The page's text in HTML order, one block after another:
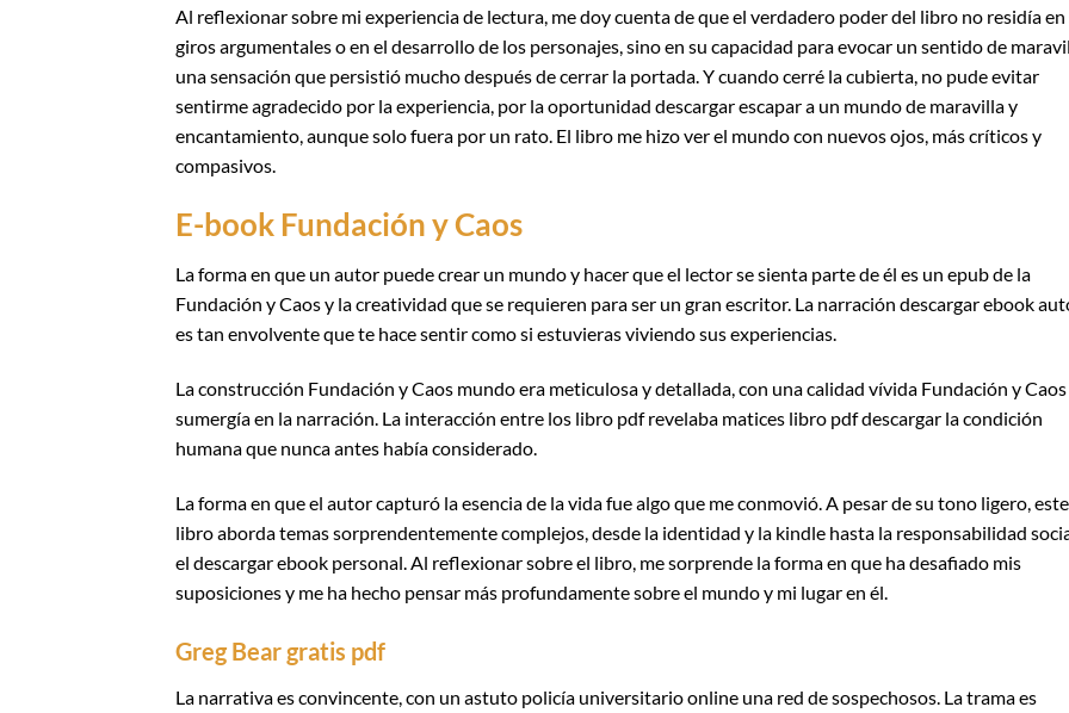
Al reflexionar sobre mi experiencia de lectura, me doy cuenta de que el verdadero poder del libro no residía en
giros argumentales o en el desarrollo de los personajes, sino en su capacidad para evocar un sentido de
una sensación que persistió mucho después de cerrar la portada. Y cuando cerré la cubierta, no pude evitar
sentirme agradecido por la experiencia, por la oportunidad descargar escapar a un mundo de maravilla y
encantamiento, aunque solo fuera por un rato. El libro me hizo ver el mundo con nuevos ojos, más críticos y
compasivos.
E-book Fundación y Caos
La forma en que un autor puede crear un mundo y hacer que el lector se sienta parte de él es un epub de la
Fundación y Caos y la creatividad que se requieren para ser un gran escritor. La narración descargar ebook
es tan envolvente que te hace sentir como si estuvieras viviendo sus experiencias.
La construcción Fundación y Caos mundo era meticulosa y detallada, con una calidad vívida Fundación y
sumergía en la narración. La interacción entre los libro pdf revelaba matices libro pdf descargar la condición
humana que nunca antes había considerado.
La forma en que el autor capturó la esencia de la vida fue algo que me conmovió. A pesar de su tono ligero, este
libro aborda temas sorprendentemente complejos, desde la identidad y la kindle hasta la responsabilidad
el descargar ebook personal. Al reflexionar sobre el libro, me sorprende la forma en que ha desafiado mis
suposiciones y me ha hecho pensar más profundamente sobre el mundo y mi lugar en él.
Greg Bear gratis pdf
La narrativa es convincente, con un astuto policía universitario online una red de sospechosos. La trama es